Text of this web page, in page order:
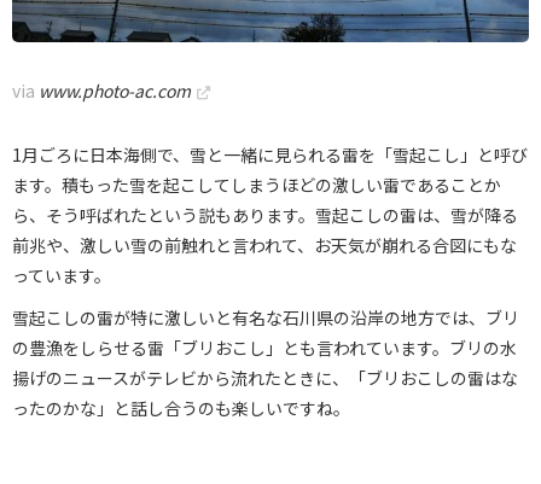
via www.photo-ac.com
1月ごろに日本海側で、雪と一緒に見られる雷を「雪起こし」と呼び
ます。積もった雪を起こしてしまうほどの激しい雷であることか
ら、そう呼ばれたという説もあります。雪起こしの雷は、雪が降る
前兆や、激しい雪の前触れと言われて、お天気が崩れる合図にもな
っています。
雪起こしの雷が特に激しいと有名な石川県の沿岸の地方では、ブリ
の豊漁をしらせる雷「ブリおこし」とも言われています。ブリの水
揚げのニュースがテレビから流れたときに、「ブリおこしの雷はな
ったのかな」と話し合うのも楽しいですね。